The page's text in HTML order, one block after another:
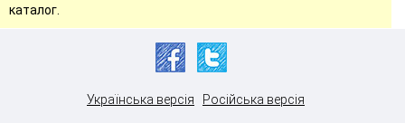
каталог.
Українська версія Російська версія